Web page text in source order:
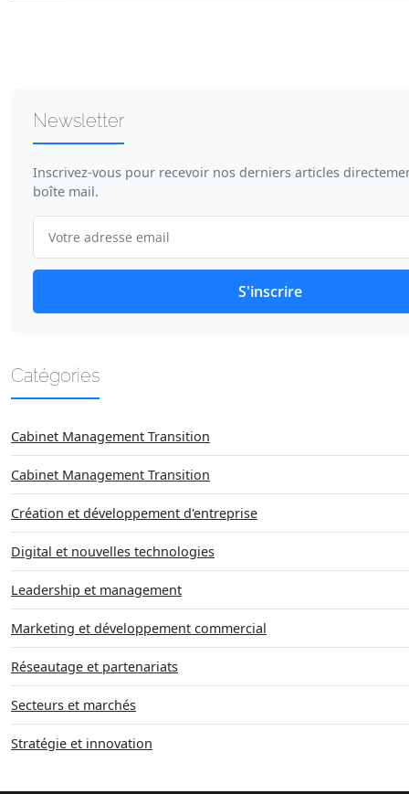
Newsletter
Inscrivez-vous pour recevoir nos derniers articles
boîte mail.
S'inscrire
Catégories
Cabinet Management Transition
Cabinet Management Transition
Création et développement d'entreprise
Digital et nouvelles technologies
Leadership et management
Marketing et développement commercial
Réseautage et partenariats
Secteurs et marchés
Stratégie et innovation